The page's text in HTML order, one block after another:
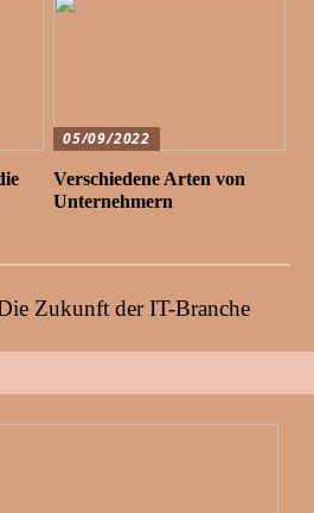
05/09/2022
Verschiedene Arten von
Unternehmern
Zukunft der IT-Branche